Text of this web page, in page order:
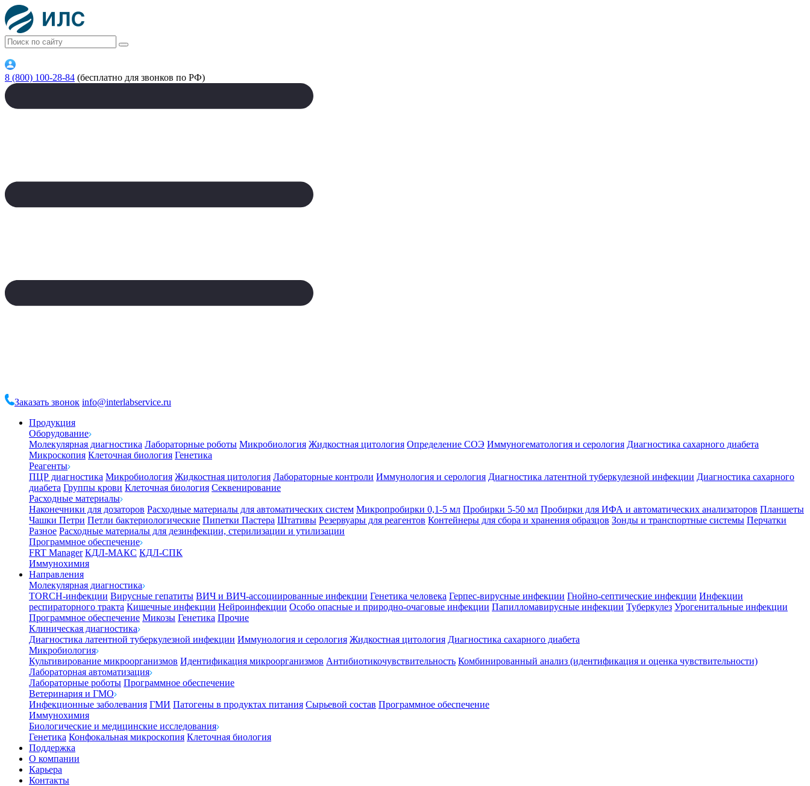
8 (800) 100-28-84 (бесплатно для звонков по РФ)
Заказать звонок info@interlabservice.ru
Продукция
Оборудование
Молекулярная диагностика Лабораторные роботы Микробиология Жидкостная цитология Определение СОЭ Иммуногематология и серология Диагностика сахарного диабета
Микроскопия Клеточная биология Генетика
Реагенты
ПЦР диагностика Микробиология Жидкостная цитология Лабораторные контроли Иммунология и серология Диагностика латентной туберкулезной инфекции Диагностика сахарного
диабета Группы крови Клеточная биология Секвенирование
Расходные материалы
Наконечники для дозаторов Расходные материалы для автоматических систем Микропробирки 0,1-5 мл Пробирки 5-50 мл Пробирки для ИФА и автоматических анализаторов Планшеты
Чашки Петри Петли бактериологические Пипетки Пастера Штативы Резервуары для реагентов Контейнеры для сбора и хранения образцов Зонды и транспортные системы Перчатки
Разное Расходные материалы для дезинфекции, стерилизации и утилизации
Программное обеспечение
FRT Manager КДЛ-МАКС КДЛ-СПК
Иммунохимия
Направления
Молекулярная диагностика
TORCH-инфекции Вирусные гепатиты ВИЧ и ВИЧ-ассоциированные инфекции Генетика человека Герпес-вирусные инфекции Гнойно-септические инфекции Инфекции
респираторного тракта Кишечные инфекции Нейроинфекции Особо опасные и природно-очаговые инфекции Папилломавирусные инфекции Туберкулез Урогенитальные инфекции
Программное обеспечение Микозы Генетика Прочие
Клиническая диагностика
Диагностика латентной туберкулезной инфекции Иммунология и серология Жидкостная цитология Диагностика сахарного диабета
Микробиология
Культивирование микроорганизмов Идентификация микроорганизмов Антибиотикочувствительность Комбинированный анализ (идентификация и оценка чувствительности)
Лабораторная автоматизация
Лабораторные роботы Программное обеспечение
Ветеринария и ГМО
Инфекционные заболевания ГМИ Патогены в продуктах питания Сырьевой состав Программное обеспечение
Иммунохимия
Биологические и медицинские исследования
Генетика Конфокальная микроскопия Клеточная биология
Поддержка
О компании
Карьера
Контакты